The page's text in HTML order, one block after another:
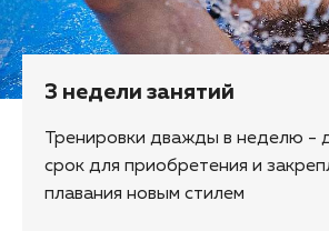
3 недели занятий
Тренировки дважды в неделю -
срок для приобретения и
плавания новым стилем